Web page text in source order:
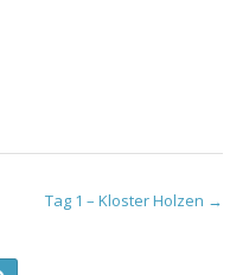
Tag 1 – Kloster Holzen →